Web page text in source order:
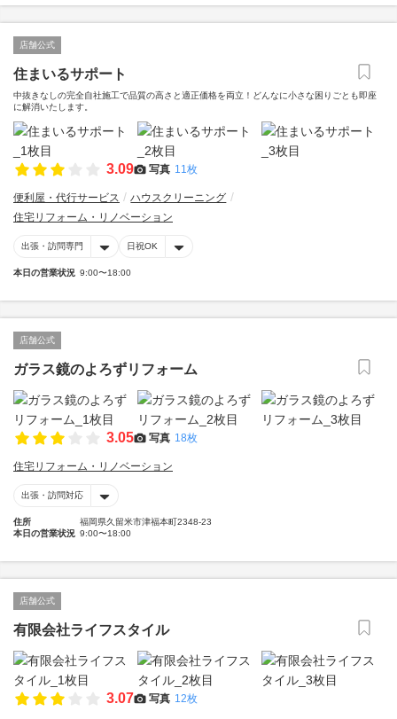
店舗公式
住まいるサポート
中抜きなしの完全自社施工で品質の高さと適正価格を両立！どんなに小さな困りごとも即座
に解消いたします。
3.09 写真 11枚
便利屋・代行サービス
ハウスクリーニング
住宅リフォーム・リノベーション
出張・訪問専門 日祝OK
本日の営業状況 9:00〜18:00
店舗公式
ガラス鏡のよろずリフォーム
3.05 写真 18枚
住宅リフォーム・リノベーション
出張・訪問対応
住所
福岡県久留米市津福本町2348-23
本日の営業状況 9:00〜18:00
店舗公式
有限会社ライフスタイル
3.07 写真 12枚